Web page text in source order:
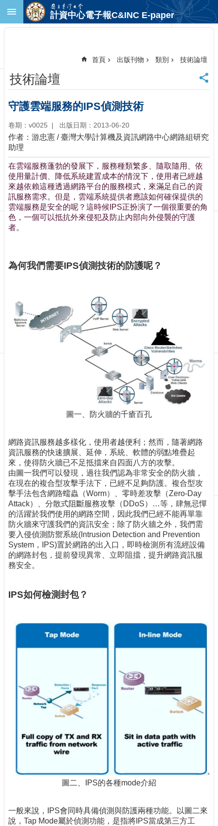
跳到主要內容區塊
首
頁
臺
大
首
頁
計
中
首
頁
聯
絡
資
訊
消
覽
版
刊
物
校
務
服
務
專
題
報
導
論
計資中心電子報C&INC E-paper
首頁 出版刊物 類別 技術論壇
技術論壇
守護雲端服務的IPS偵測技術
卷期：v0025 出版日期：2013-06-20
作者：游忠憲 / 臺灣大學計算機及資訊網路中心網路組研究
助理
在雲端服務蓬勃的發展下，服務種類繁多、隨取隨用、依
使用量計價、降低系統建置成本的情況下，使用者已經越
來越依賴這種透過網路平台的服務模式，來滿足自己的資
訊服務需求。但是，雲端系統提供者應該如何確保提供的
雲端服務是安全的呢？這時候IPS正扮演了一個很重要的角
色，一個可以抵抗外來侵犯及防止內部向外侵襲的守護
者。
為何我們需要IPS偵測技術的防護呢？
圖一、防火牆的千瘡百孔
網路資訊服務越多樣化，使用者越便利；然而，隨著網路
資訊服務的快速擴展、延伸，系統、軟體的弱點堆疊起
來，使得防火牆已不足抵擋來自四面八方的攻擊。
由圖一我們可以發現，過往我們認為非常安全的防火牆，
在現在的複合型攻擊手法下，已經不足夠防護。複合型攻
擊手法包含網路蠕蟲（Worm）、零時差攻擊（Zero-Day
Attack）、分散式阻斷服務攻擊（DDoS）…等，肆無忌憚
的活躍於我們使用的網路空間，因此我們已經不能再單靠
防火牆來守護我們的資訊安全；除了防火牆之外，我們需
要入侵偵測防禦系統(Intrusion Detection and Prevention
System，IPS)置於網路的出入口，即時檢測所有流經設備
的網路封包，提前發現異常、立即阻擋，提升網路資訊服
務安全。
IPS如何檢測封包？
圖二、IPS的各種mode介紹
一般來說，IPS會同時具備偵測與防護兩種功能。以圖二來
說，Tap Mode屬於偵測功能，是指將IPS當成第三方工